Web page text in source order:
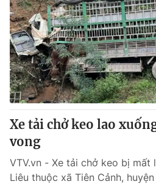
VTV Sức khoẻ Bất
Thị trường 24h
VTV4
Liên hệ tòa soạn
Xe tải chở keo lao
vong
VTV.vn - Xe tải chở keo bị mất
Liêu thuộc xã Tiên Cảnh,